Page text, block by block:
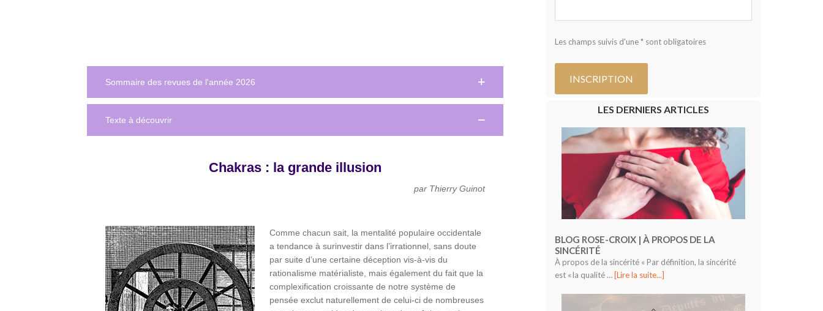
Sommaire des revues de l'année 2026
Texte à découvrir
Chakras : la grande illusion
par Thierry Guinot
Comme chacun sait, la mentalité populaire occidentale
a tendance à surinvestir dans l’irrationnel, sans doute
par suite d’une certaine déception vis-à-vis du
rationalisme matérialiste, mais également du fait que la
complexification croissante de notre système de
pensée exclut naturellement de celui-ci de nombreuses
Les champs suivis d'une * sont obligatoires
LES DERNIERS ARTICLES
BLOG ROSE-CROIX | À PROPOS DE LA
SINCÉRITÉ
À propos de la sincérité « Par définition, la sincérité
est « la qualité … [Lire la suite...]